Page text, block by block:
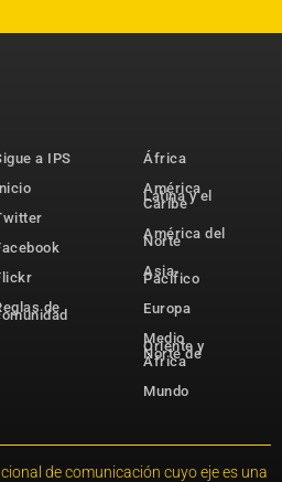
a IPS
de
África
América
Latina y el
Caribe
América del
Norte
Asia-
Pacífico
Europa
Medio
Oriente y
Norte de
África
Mundo
de comunicación cuyo eje es una